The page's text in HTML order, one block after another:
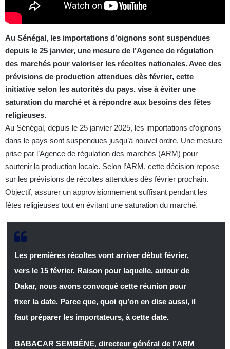
Au Sénégal, les importations d’oignons sont suspendues
depuis le 25 janvier, une mesure de l’Agence de régulation
des marchés pour valoriser les récoltes nationales. Avec des
prévisions de production attendues dès février, cette
initiative selon les autorités du pays, vise à éviter une
saturation du marché et à répondre aux besoins des fêtes
religieuses.
Au Sénégal, depuis le 25 janvier 2025, les importations d’oignons
dans le pays sont suspendues jusqu’à nouvel ordre. Une mesure
prise par l’Agence de régulation des marchés (ARM) pour
soutenir la production locale. Selon l’ARM, cette décision repose
sur les prévisions de récoltes attendues dès février prochain.
Objectif, assurer un approvisionnement suffisant pendant les
fêtes religieuses tout en évitant une saturation du marché.
Les premières récoltes vont arriver début février,
vers le 15 février. Raison pour laquelle, autour de
Dakar, nous avons convoqué cette réunion pour
fixer la date. Parce que, quoi qu’on en dise aussi, il
faut préparer les importateurs, à cette date.
BABACAR SEMBÈNE, directeur général de l’ARM